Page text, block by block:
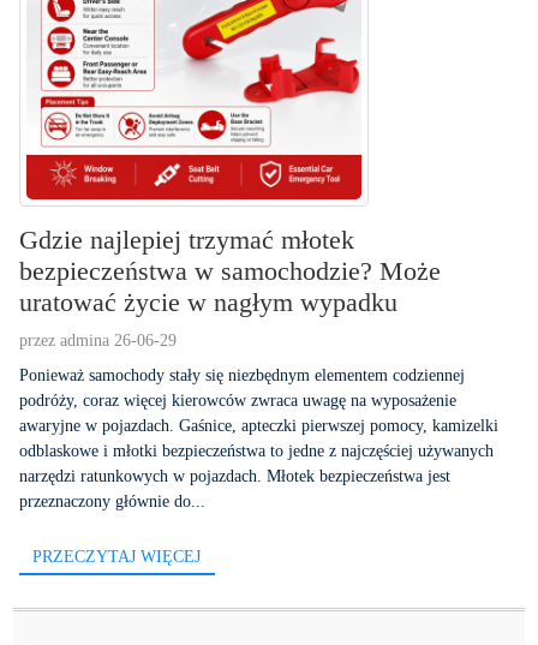
Gdzie najlepiej trzymać młotek
bezpieczeństwa w samochodzie? Może
uratować życie w nagłym wypadku
przez admina 26-06-29
Ponieważ samochody stały się niezbędnym elementem codziennej
podróży, coraz więcej kierowców zwraca uwagę na wyposażenie
awaryjne w pojazdach. Gaśnice, apteczki pierwszej pomocy, kamizelki
odblaskowe i młotki bezpieczeństwa to jedne z najczęściej używanych
narzędzi ratunkowych w pojazdach. Młotek bezpieczeństwa jest
przeznaczony głównie do...
PRZECZYTAJ WIĘCEJ